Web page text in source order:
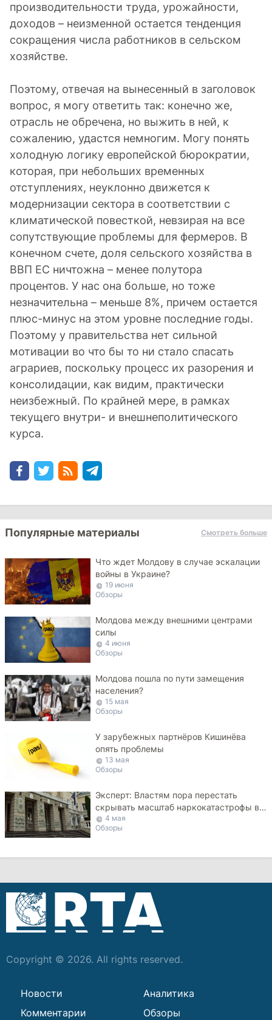
производительности труда, урожайности,
доходов – неизменной остается тенденция
сокращения числа работников в сельском
хозяйстве.
Поэтому, отвечая на вынесенный в заголовок
вопрос, я могу ответить так: конечно же,
отрасль не обречена, но выжить в ней, к
сожалению, удастся немногим. Могу понять
холодную логику европейской бюрократии,
которая, при небольших временных
отступлениях, неуклонно движется к
модернизации сектора в соответствии с
климатической повесткой, невзирая на все
сопутствующие проблемы для фермеров. В
конечном счете, доля сельского хозяйства в
ВВП ЕС ничтожна – менее полутора
процентов. У нас она больше, но тоже
незначительна – меньше 8%, причем остается
плюс-минус на этом уровне последние годы.
Поэтому у правительства нет сильной
мотивации во что бы то ни стало спасать
аграриев, поскольку процесс их разорения и
консолидации, как видим, практически
неизбежный. По крайней мере, в рамках
текущего внутри- и внешнеполитического
курса.
Популярные материалы Смотреть больше
Что ждет Молдову в случае эскалации
войны в Украине?
19 июня
Обзоры
Молдова между внешними центрами
силы
4 июня
Обзоры
Молдова пошла по пути замещения
населения?
15 мая
Обзоры
У зарубежных партнёров Кишинёва
опять проблемы
13 мая
Обзоры
Эксперт: Властям пора перестать
скрывать масштаб наркокатастрофы в
Молдове
4 мая
Обзоры
Copyright © 2026. All rights reserved.
Новости
Аналитика
Комментарии
Обзоры